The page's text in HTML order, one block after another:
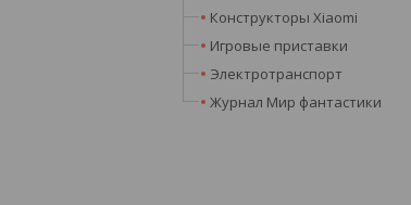
Конструкторы Xiaomi
Игровые приставки
Электротранспорт
Журнал Мир фантастики